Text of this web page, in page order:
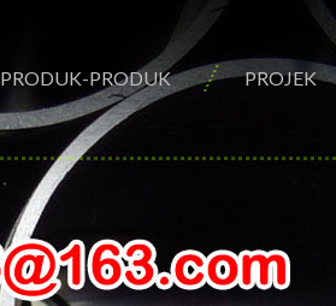
PRODUK-PRODUK PROJEK